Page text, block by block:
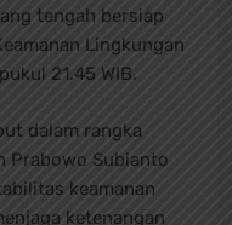
tengah bersiap
Lingkungan
21.45 WIB.
dalam rangka
Prabowo Subianto
keamanan
ketenangan